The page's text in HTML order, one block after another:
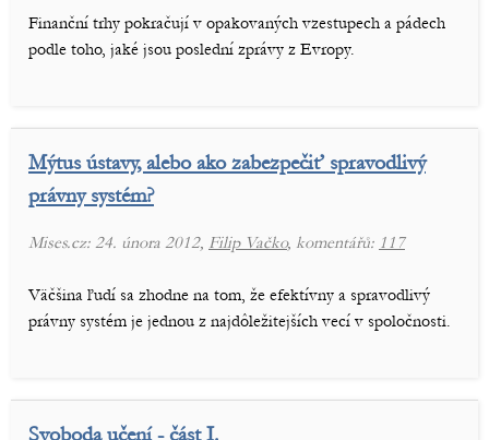
Finanční trhy pokračují v opakovaných vzestupech a pádech
podle toho, jaké jsou poslední zprávy z Evropy.
Mýtus ústavy, alebo ako zabezpečiť spravodlivý
právny systém?
Mises.cz: 24. února 2012, Filip Vačko, komentářů: 117
Väčšina ľudí sa zhodne na tom, že efektívny a spravodlivý
právny systém je jednou z najdôležitejších vecí v spoločnosti.
Svoboda učení - část I.